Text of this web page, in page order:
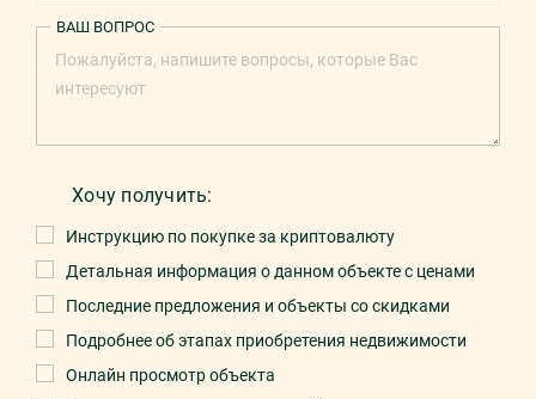
Хочу получить:
Инструкцию по покупке за криптовалюту
Детальная информация о данном объекте с ценами
Последние предложения и объекты со скидками
Подробнее об этапах приобретения недвижимости
Онлайн просмотр объекта
ВАШ ВОПРОС